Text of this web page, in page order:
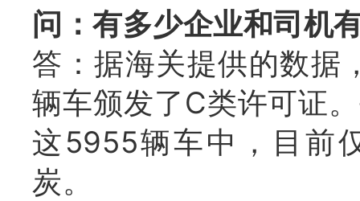
问：有多少企业和司机
答：据海关提供的数据
辆车颁发了C类许可证
这5955辆车中，目前
炭。